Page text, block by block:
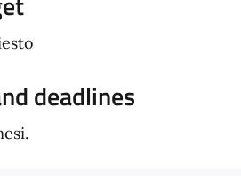
deadlines